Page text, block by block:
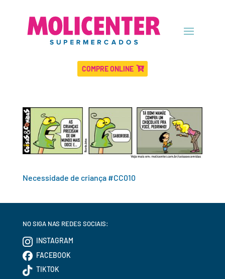
COMPRE ONLINE
Necessidade de criança #CC010
NO SIGA NAS REDES SOCIAIS:
INSTAGRAM
FACEBOOK
TIKTOK